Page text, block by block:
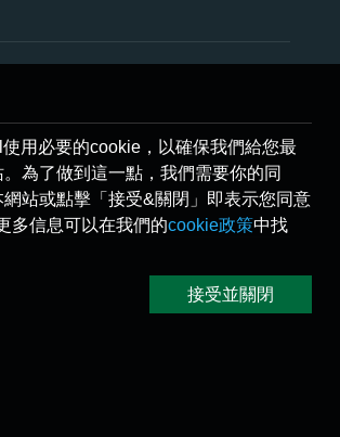
用必要的cookie，以確保我們給您最
為了做到這一點，我們需要你的同
站或點擊「接受&關閉」即表示您同意
多信息可以在我們的cookie政策中找
接受並關閉